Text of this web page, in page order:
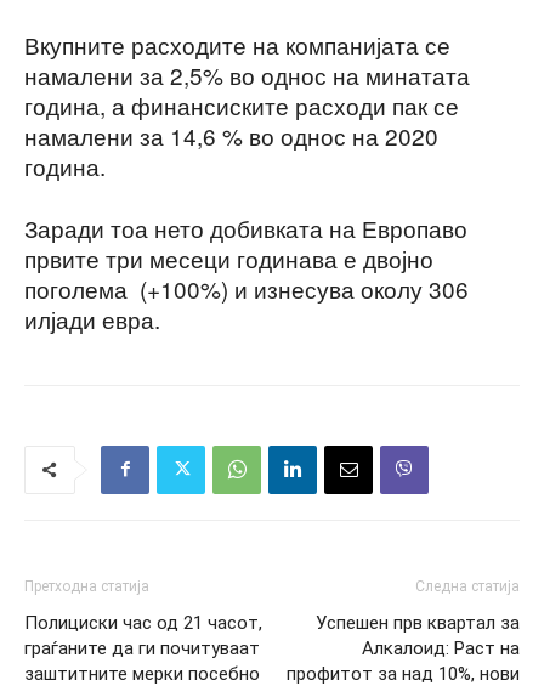
Вкупните расходите на компанијата се
намалени за 2,5% во однос на минатата
година, а финансиските расходи пак се
намалени за 14,6 % во однос на 2020
година.
Заради тоа нето добивката на Европаво
првите три месеци годинава е двојно
поголема (+100%) и изнесува околу 306
илјади евра.
Претходна статија
Полициски час од 21 часот,
граѓаните да ги почитуваат
заштитните мерки посебно
Следна статија
Успешен прв квартал за
Алкалоид: Раст на
профитот за над 10%, нови